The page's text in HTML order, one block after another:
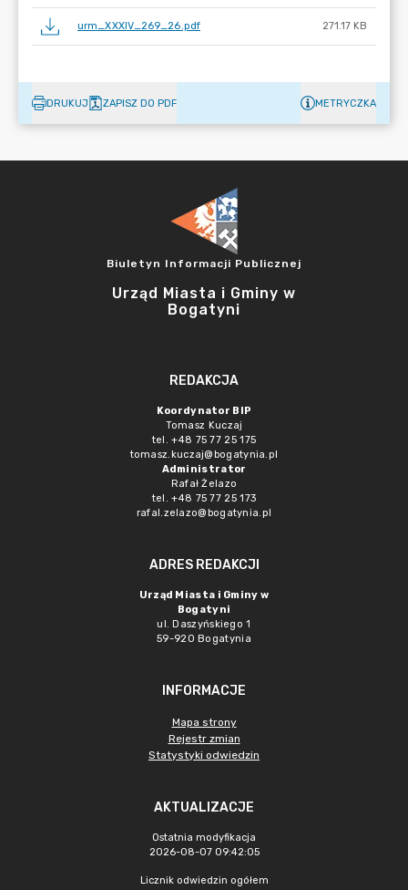
urm_XXXIV_269_26.pdf 271.17 KB
DRUKUJ ZAPISZ DO PDF METRYCZKA
Biuletyn Informacji Publicznej
Urząd Miasta i Gminy w
Bogatyni
REDAKCJA
Koordynator BIP
Tomasz Kuczaj
tel. +48 75 77 25 175
tomasz.kuczaj@bogatynia.pl
Administrator
Rafał Żelazo
tel. +48 75 77 25 173
rafal.zelazo@bogatynia.pl
ADRES REDAKCJI
Urząd Miasta i Gminy w
Bogatyni
ul. Daszyńskiego 1
59-920 Bogatynia
INFORMACJE
Mapa strony
Rejestr zmian
Statystyki odwiedzin
AKTUALIZACJE
Ostatnia modyfikacja
2026-08-07 09:42:05
Licznik odwiedzin ogółem